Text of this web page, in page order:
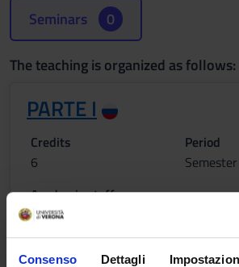
Consenso Dettagli
Seminars 0
The teaching is organized as follows:
PARTE I
Credits
6
Period
Academic staff
Maciej Bielawski
Lessons timetable